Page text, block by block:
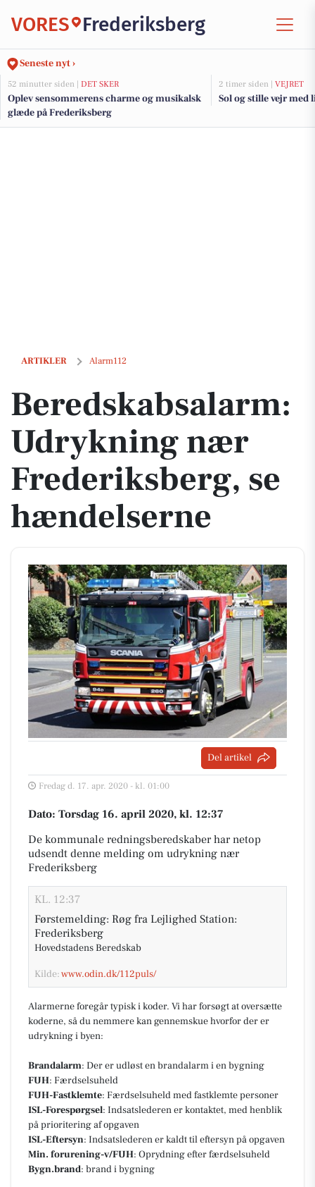
VORES Frederiksberg
Seneste nyt ›
52 minutter siden | DET SKER
Oplev sensommerens charme og musikalsk
glæde på Frederiksberg
2 timer siden | VEJRET
Sol og stille vejr med
ARTIKLER Alarm112
Beredskabsalarm: Udrykning nær Frederiksberg, se hændelserne
Beredskabsalarm:
Udrykning nær
Frederiksberg, se
hændelserne
Del artikel
Fredag d. 17. apr. 2020 - kl. 01:00
Dato: Torsdag 16. april 2020, kl. 12:37
De kommunale redningsberedskaber har netop
udsendt denne melding om udrykning nær
Frederiksberg
KL. 12:37
Førstemelding: Røg fra Lejlighed Station:
Frederiksberg
Hovedstadens Beredskab
Kilde:www.odin.dk/112puls/
Alarmerne foregår typisk i koder. Vi har forsøgt at oversætte
koderne, så du nemmere kan gennemskue hvorfor der er
udrykning i byen:
Brandalarm: Der er udløst en brandalarm i en bygning
FUH: Færdselsuheld
FUH-Fastklemte: Færdselsuheld med fastklemte personer
ISL-Forespørgsel: Indsatslederen er kontaktet, med henblik
på prioritering af opgaven
ISL-Eftersyn: Indsatslederen er kaldt til eftersyn på opgaven
Min. forurening-v/FUH: Oprydning efter færdselsuheld
Bygn.brand: brand i bygning